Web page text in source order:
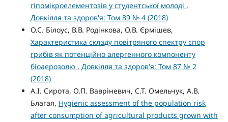
гіпомікроелементозів у студентської молоді ,
Довкілля та здоров'я: Том 89 № 4 (2018)
О.С. Білоус, В.В. Родінкова, О.В. Єрмішев,
Характеристика складу повітряного спектру спор
грибів як потенційно алергенного компоненту
біоаерозолю , Довкілля та здоров'я: Том 87 № 2
(2018)
А.І. Сирота, О.П. Вавріневич, С.Т. Омельчук, А.В.
Благая, Hygienic assessment of the population risk
after consumption of agricultural products grown with